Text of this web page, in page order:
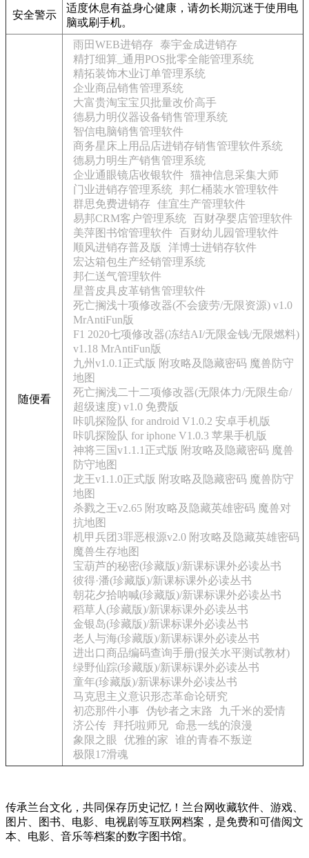
安全警示
适度休息有益身心健康，请勿长期沉迷于使用电
脑或刷手机。
随便看
雨田WEB进销存 泰宇金成进销存
精打细算_通用POS批零全能管理系统
精拓装饰木业订单管理系统
企业商品销售管理系统
大富贵淘宝宝贝批量改价高手
德易力明仪器设备销售管理系统
智信电脑销售管理软件
商务星床上用品店进销存销售管理软件系统
德易力明生产销售管理系统
企业通眼镜店收银软件 猫神信息采集大师
门业进销存管理系统
邦仁桶装水管理软件
群思免费进销存 佳宜生产管理软件
易邦CRM客户管理系统
百财孕婴店管理软件
美萍图书馆管理软件 百财幼儿园管理软件
顺风进销存普及版
洋博士进销存软件
宏达箱包生产经销管理系统
邦仁送气管理软件
星普皮具皮革销售管理软件
死亡搁浅十项修改器(不会疲劳/无限资源) v1.0
MrAntiFun版
F1 2020七项修改器(冻结AI/无限金钱/无限燃料)
v1.18 MrAntiFun版
九州v1.0.1正式版 附攻略及隐藏密码 魔兽防守
地图
死亡搁浅二十二项修改器(无限体力/无限生命/
超级速度) v1.0 免费版
咔叽探险队 for android V1.0.2 安卓手机版
咔叽探险队 for iphone V1.0.3 苹果手机版
神将三国v1.1.1正式版 附攻略及隐藏密码 魔兽
防守地图
龙王v1.1.0正式版 附攻略及隐藏密码 魔兽防守
地图
杀戮之王v2.65 附攻略及隐藏英雄密码 魔兽对
抗地图
机甲兵团3罪恶根源v2.0 附攻略及隐藏英雄密码
魔兽生存地图
宝葫芦的秘密(珍藏版)/新课标课外必读丛书
彼得·潘(珍藏版)/新课标课外必读丛书
朝花夕拾呐喊(珍藏版)/新课标课外必读丛书
稻草人(珍藏版)/新课标课外必读丛书
金银岛(珍藏版)/新课标课外必读丛书
老人与海(珍藏版)/新课标课外必读丛书
进出口商品编码查询手册(报关水平测试教材)
绿野仙踪(珍藏版)/新课标课外必读丛书
童年(珍藏版)/新课标课外必读丛书
马克思主义意识形态革命论研究
初恋那件小事
伪钞者之末路
九千米的爱情
济公传
拜托啦师兄 命悬一线的浪漫
象限之眼
优雅的家
谁的青春不叛逆
极限17滑魂
传承兰台文化，共同保存历史记忆！兰台网收藏软件、游戏、
图片、图书、电影、电视剧等互联网档案，是免费和可借阅文
本、电影、音乐等档案的数字图书馆。